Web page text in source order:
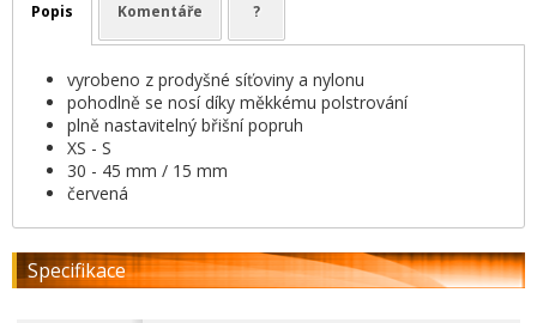
Popis Komentáře ?
vyrobeno z prodyšné síťoviny a nylonu
pohodlně se nosí díky měkkému polstrování
plně nastavitelný břišní popruh
XS - S
30 - 45 mm / 15 mm
červená
Specifikace